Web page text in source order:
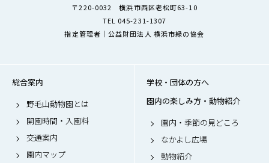
〒220-0032 横浜市西区老松町63-10
TEL 045-231-1307
指定管理者｜公益財団法人 横浜市緑の協会
総合案内
野毛山動物園とは
開園時間・入園料
交通案内
園内マップ
学校・団体の方へ
園内の楽しみ方・動物紹介
園内・季節の見どころ
なかよし広場
動物紹介